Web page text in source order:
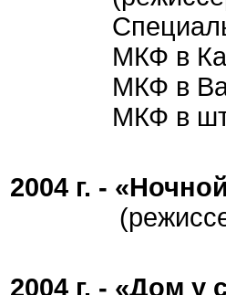
МКФ в
МКФ в
МКФ в
2004 г. -
(режиссер
2004 г. - «Дом у